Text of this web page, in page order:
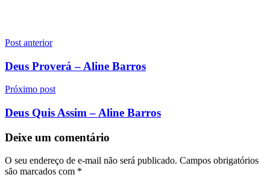
Navegação
de
Post anterior
Deus Proverá – Aline Barros
Próximo post
Deus Quis Assim – Aline Barros
Deixe um comentário
O seu endereço de e-mail não será publicado. Campos obrigatórios
são marcados com *